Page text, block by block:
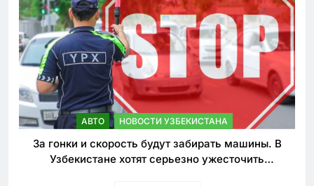
АВТО НОВОСТИ УЗБЕКИСТАНА
За гонки и скорость будут забирать машины. В
Узбекистане хотят серьезно ужесточить